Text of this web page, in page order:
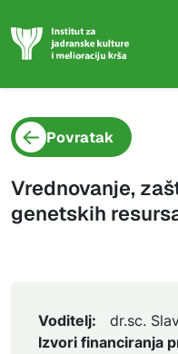
Povratak
Vrednovanje,
genetskih
Voditelj:
dr.sc.
Izvori financiranja